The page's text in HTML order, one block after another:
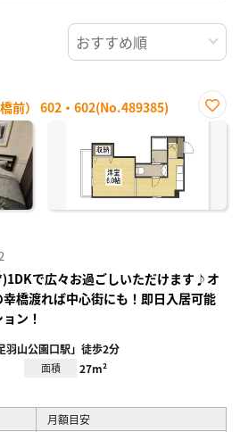
前） 602・602(No.489385)
お気
で広々お過ごしいただけます♪オ
橋渡れば中心街にも！即日入居可能
ン！
羽山公園口駅」徒歩2分
面積 27m²
月額目安